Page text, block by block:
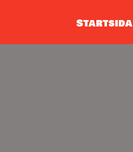
Startsida